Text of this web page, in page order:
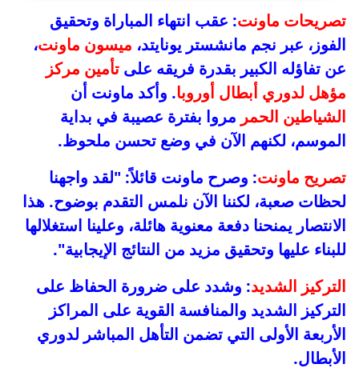
تصريحات ماونت: عقب انتهاء المباراة وتحقيق
الفوز، عبر نجم مانشستر يونايتد، ميسون ماونت،
عن تفاؤله الكبير بقدرة فريقه على تأمين مركز
مؤهل لدوري أبطال أوروبا. وأكد ماونت أن
الشياطين الحمر مروا بفترة عصيبة في بداية
الموسم، لكنهم الآن في وضع تحسن ملحوظ.
تصريح ماونت: وصرح ماونت قائلاً: "لقد واجهنا
لحظات صعبة، لكننا الآن نلمس التقدم بوضوح. هذا
الانتصار يمنحنا دفعة معنوية هائلة، وعلينا استغلالها
للبناء عليها وتحقيق مزيد من النتائج الإيجابية".
التركيز الشديد: وشدد على ضرورة الحفاظ على
التركيز الشديد والمنافسة القوية على المراكز
الأربعة الأولى التي تضمن التأهل المباشر لدوري
الأبطال.